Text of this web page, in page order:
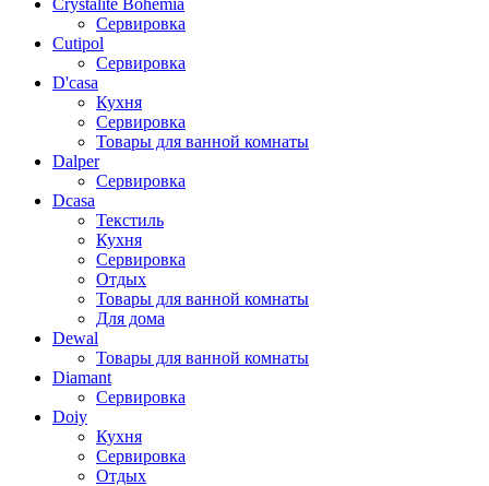
Crystalite Bohemia
Сервировка
Cutipol
Сервировка
D'casa
Кухня
Сервировка
Товары для ванной комнаты
Dalper
Сервировка
Dcasa
Текстиль
Кухня
Сервировка
Отдых
Товары для ванной комнаты
Для дома
Dewal
Товары для ванной комнаты
Diamant
Сервировка
Doiy
Кухня
Сервировка
Отдых